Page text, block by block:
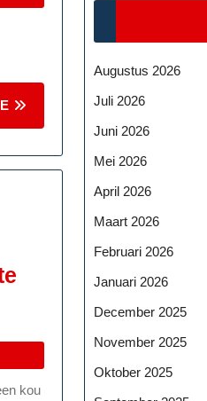
MORE
Augustus 2026
Juli 2026
Juni 2026
Mei 2026
April 2026
Maart 2026
Februari 2026
Januari 2026
December 2025
November 2025
Oktober 2025